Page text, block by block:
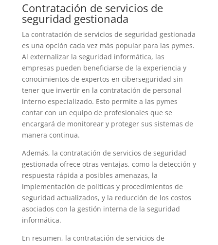
Contratación de servicios de
seguridad gestionada
La contratación de servicios de seguridad gestionada
es una opción cada vez más popular para las pymes.
Al externalizar la seguridad informática, las
empresas pueden beneficiarse de la experiencia y
conocimientos de expertos en ciberseguridad sin
tener que invertir en la contratación de personal
interno especializado. Esto permite a las pymes
contar con un equipo de profesionales que se
encargará de monitorear y proteger sus sistemas de
manera continua.
Además, la contratación de servicios de seguridad
gestionada ofrece otras ventajas, como la detección y
respuesta rápida a posibles amenazas, la
implementación de políticas y procedimientos de
seguridad actualizados, y la reducción de los costos
asociados con la gestión interna de la seguridad
informática.
En resumen, la contratación de servicios de